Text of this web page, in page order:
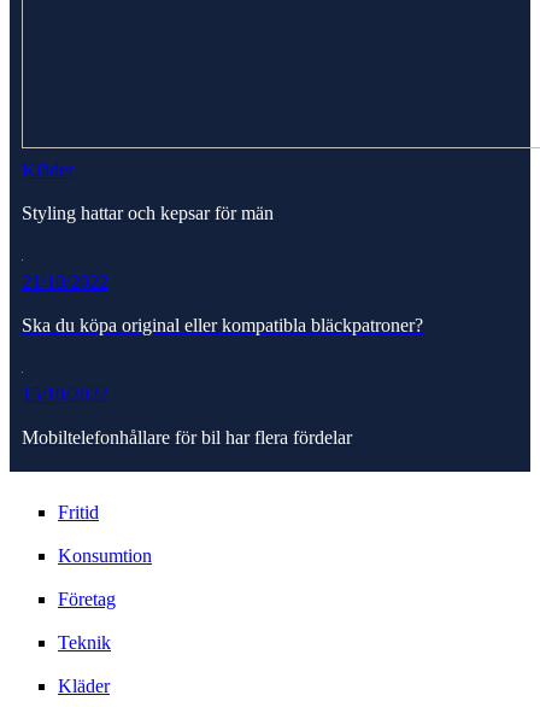
Kläder
Styling hattar och kepsar för män
21/10/2022
Ska du köpa original eller kompatibla bläckpatroner?
15/10/2022
Mobiltelefonhållare för bil har flera fördelar
Fritid
Konsumtion
Företag
Teknik
Kläder